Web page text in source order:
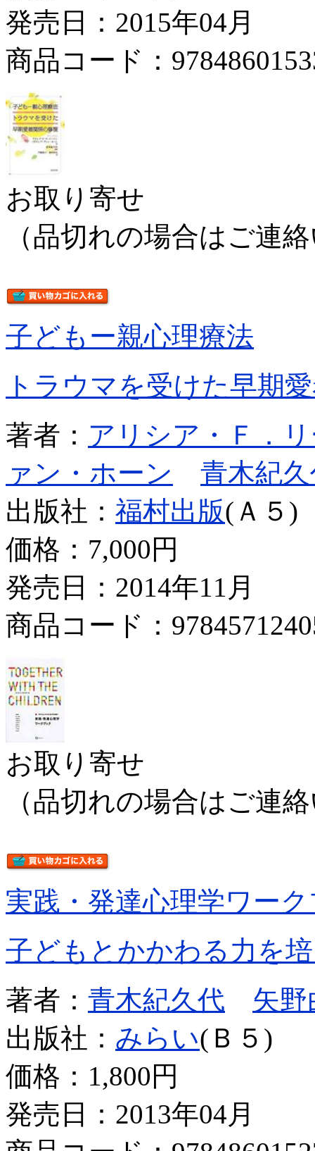
発売日：2015年04月
商品コード：
お取り寄せ
（品切れの場合はご連
子どもー親心理療法
トラウマを受けた早期
著者： アリシア・Ｆ．
ァン・ホーン
青木紀
出版社： 福村出版(Ａ５)
価格： 7,000円
発売日：2014年11月
商品コード：
お取り寄せ
（品切れの場合はご連
実践・発達心理学ワー
子どもとかかわる力を
著者： 青木紀久代
矢野
出版社： みらい(Ｂ５)
価格： 1,800円
発売日：2013年04月